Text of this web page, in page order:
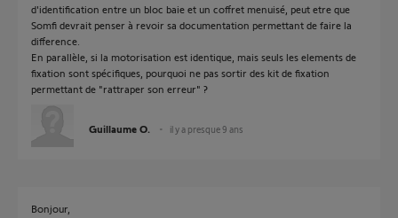
d'identification entre un bloc baie et un coffret menuisé, peut etre que
Somfi devrait penser à revoir sa documentation permettant de faire la
difference.
En parallèle, si la motorisation est identique, mais seuls les elements de
fixation sont spécifiques, pourquoi ne pas sortir des kit de fixation
permettant de "rattraper son erreur" ?
Guillaume O. il y a presque 9 ans
Bonjour,